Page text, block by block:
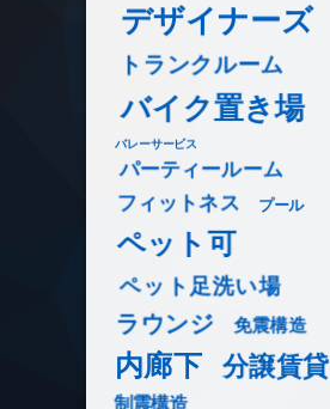
デザイナーズ
トランクルーム
バイク置き場
バレーサービス
パーティールーム
フィットネス プール
ペット可
ペット足洗い場
ラウンジ 免震構造
内廊下 分譲賃貸
制震構造